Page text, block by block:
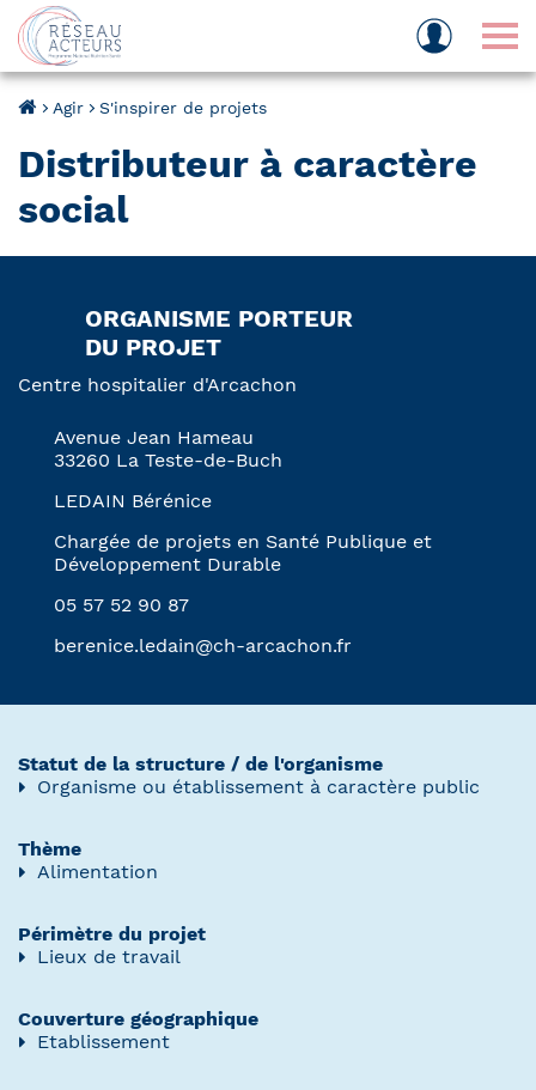
Agir S'inspirer de projets
Distributeur à caractère
social
ORGANISME PORTEUR
DU PROJET
Centre hospitalier d'Arcachon
Avenue Jean Hameau
33260 La Teste-de-Buch
LEDAIN Bérénice
Chargée de projets en Santé Publique et
Développement Durable
05 57 52 90 87
berenice.ledain@ch-arcachon.fr
Statut de la structure / de l'organisme
Organisme ou établissement à caractère public
Thème
Alimentation
Périmètre du projet
Lieux de travail
Couverture géographique
Etablissement